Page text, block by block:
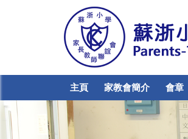
主頁 家教會簡介 會章